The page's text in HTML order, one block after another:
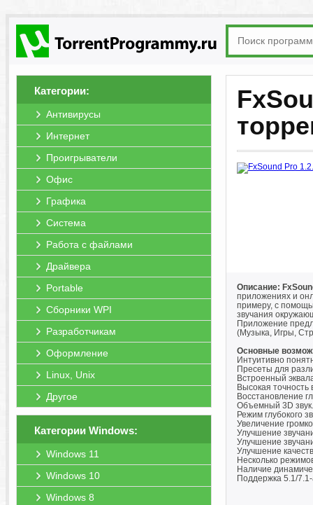
Категории:
Антивирусы
Интернет
Проигрыватели
Офис
Графика
Система
Работа с файлами
Драйвера
Portable
Сборники WPI
Разработчикам
Оформление
Linux, Unix
Другое
Категории Windows:
Windows 11
Windows 10
Windows 8
Описание:
приложениях и
примеру, с
звучания
Приложение
(Музыка, Игры,
Основные
Интуитивно
Пресеты для
Встроенный
Высокая точность
Восстановление
Объемный 3D звук.
Режим глубокого
Увеличение
Улучшение
Улучшение
Улучшение
Несколько
Наличие
Поддержка 5.1/